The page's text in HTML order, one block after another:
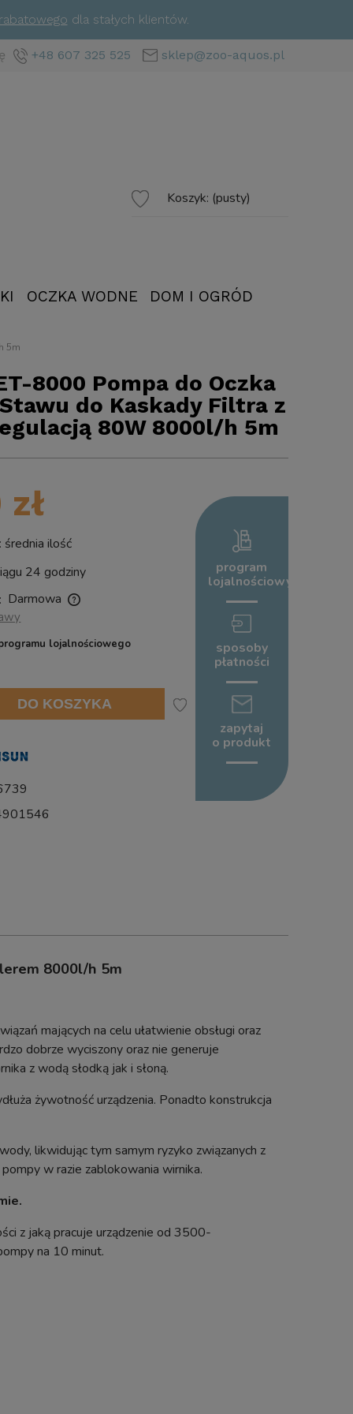
dla stałych klientów.
+48 607 325 525 sklep@zoo-aquos.pl
Koszyk: (pusty)
OCZKA WODNE DOM I OGRÓD
5m
8000 Pompa do Oczka
do Kaskady Filtra z
80W 8000l/h 5m
średnia ilość
24 godziny
Darmowa
lojalnościowego
DO KOSZYKA
program
lojalnościowy
sposoby
płatności
zapytaj
o produkt
8000l/h 5m
mających na celu ułatwienie obsługi oraz
dobrze wyciszony oraz nie generuje
z wodą słodką jak i słoną.
żywotność urządzenia. Ponadto konstrukcja
likwidując tym samym ryzyko związanych z
w razie zablokowania wirnika.
z jaką pracuje urządzenie od 3500-
na 10 minut.